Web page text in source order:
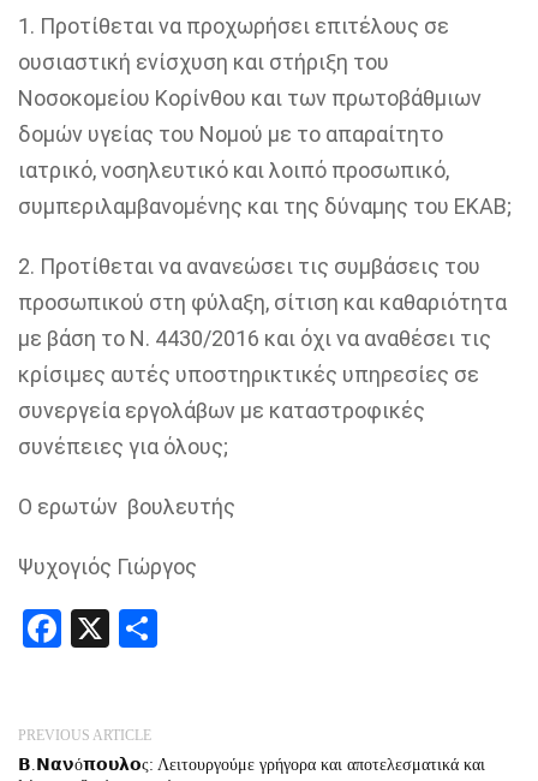
1. Προτίθεται να προχωρήσει επιτέλους σε
ουσιαστική ενίσχυση και στήριξη του
Νοσοκομείου Κορίνθου και των πρωτοβάθμιων
δομών υγείας του Νομού με το απαραίτητο
ιατρικό, νοσηλευτικό και λοιπό προσωπικό,
συμπεριλαμβανομένης και της δύναμης του ΕΚΑΒ;
2. Προτίθεται να ανανεώσει τις συμβάσεις του
προσωπικού στη φύλαξη, σίτιση και καθαριότητα
με βάση το Ν. 4430/2016 και όχι να αναθέσει τις
κρίσιμες αυτές υποστηρικτικές υπηρεσίες σε
συνεργεία εργολάβων με καταστροφικές
συνέπειες για όλους;
Ο ερωτών βουλευτής
Ψυχογιός Γιώργος
Facebook
X
PREVIOUS ARTICLE
𝝗.𝝢𝝰𝝼ό𝝿𝝾𝞄𝝺𝝾ς: Λειτουργούμε γρήγορα και αποτελεσματικά και